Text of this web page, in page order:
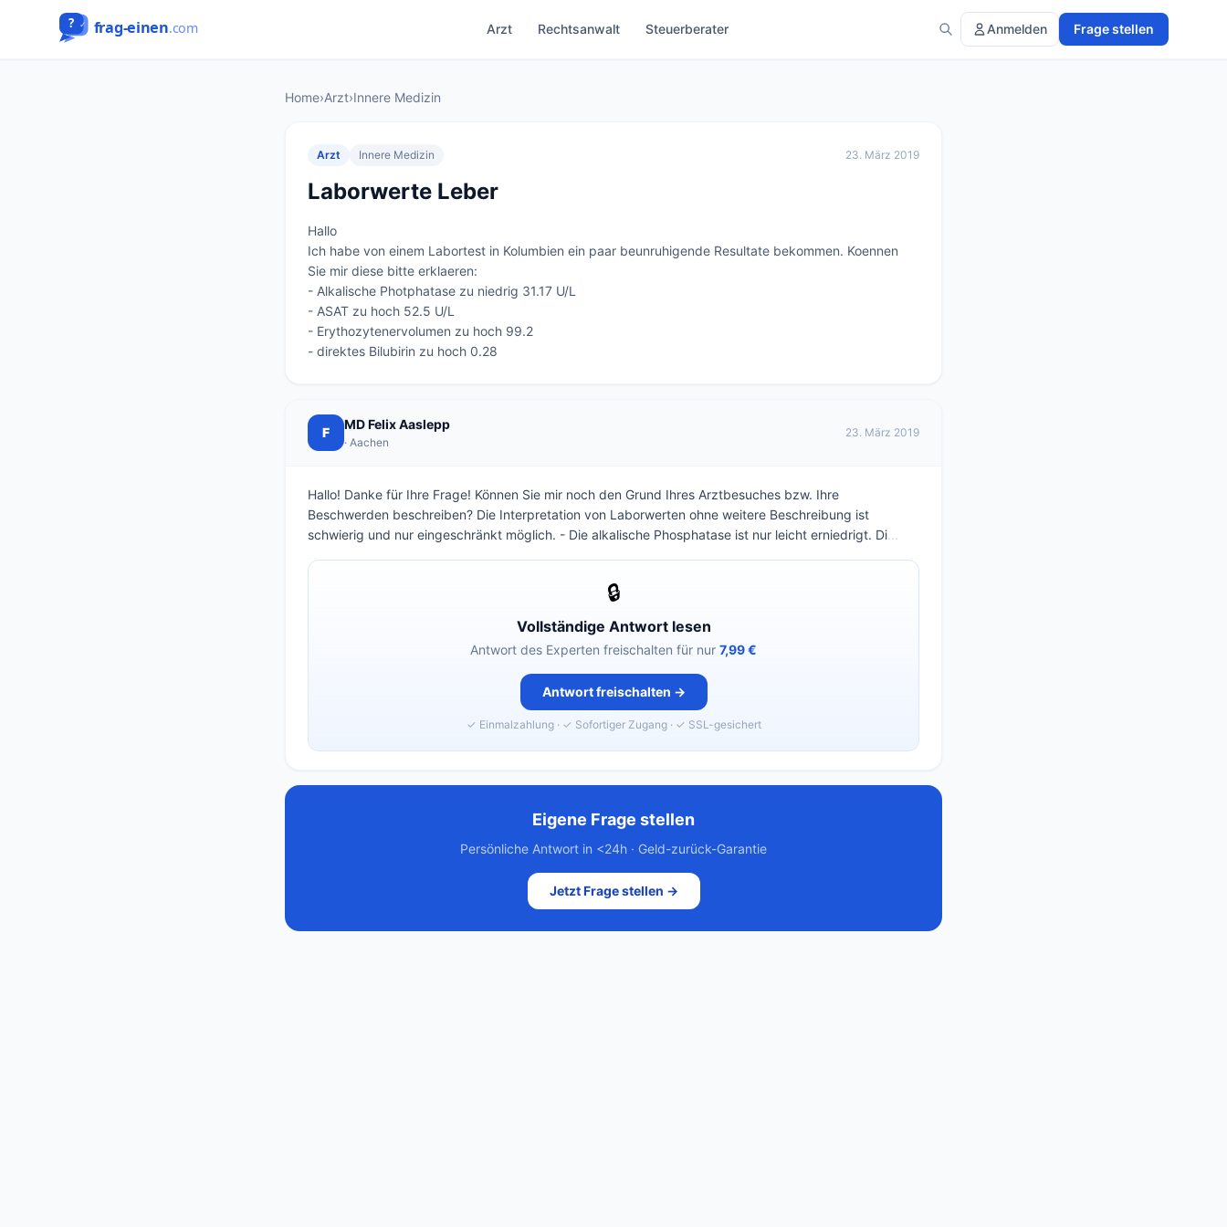
Arzt Rechtsanwalt Steuerberater Anmelden Frage stellen
Home›Arzt›Innere Medizin
Arzt Innere Medizin 23. März 2019
Laborwerte Leber
Hallo
Ich habe von einem Labortest in Kolumbien ein paar beunruhigende Resultate bekommen. Koennen
Sie mir diese bitte erklaeren:
- Alkalische Photphatase zu niedrig 31.17 U/L
- ASAT zu hoch 52.5 U/L
- Erythozytenervolumen zu hoch 99.2
- direktes Bilubirin zu hoch 0.28
F
MD Felix Aaslepp
· Aachen
23. März 2019
Hallo! Danke für Ihre Frage! Können Sie mir noch den Grund Ihres Arztbesuches bzw. Ihre
Beschwerden beschreiben? Die Interpretation von Laborwerten ohne weitere Beschreibung ist
schwierig und nur eingeschränkt möglich. - Die alkalische Phosphatase ist nur leicht erniedrigt. Di...
🔒
Vollständige Antwort lesen
Antwort des Experten freischalten für nur 7,99 €
Antwort freischalten →
✓ Einmalzahlung · ✓ Sofortiger Zugang · ✓ SSL-gesichert
Eigene Frage stellen
Persönliche Antwort in <24h · Geld-zurück-Garantie
Jetzt Frage stellen →